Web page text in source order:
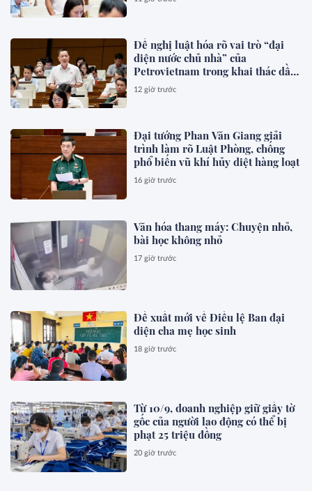
Đề nghị luật hóa rõ vai trò “đại
diện nước chủ nhà” của
Petrovietnam trong khai thác dầu
khí
12 giờ trước
Đại tướng Phan Văn Giang giải
trình làm rõ Luật Phòng, chống
phổ biến vũ khí hủy diệt hàng loạt
16 giờ trước
Văn hóa thang máy: Chuyện nhỏ,
bài học không nhỏ
17 giờ trước
Đề xuất mới về Điều lệ Ban đại
diện cha mẹ học sinh
18 giờ trước
Từ 10/9, doanh nghiệp giữ giấy tờ
gốc của người lao động có thể bị
phạt 25 triệu đồng
20 giờ trước